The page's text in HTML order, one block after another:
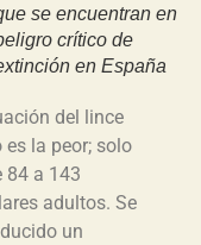
se encuentran en
crítico de
en España
del lince
es la peor; solo
84 a 143
adultos. Se
un